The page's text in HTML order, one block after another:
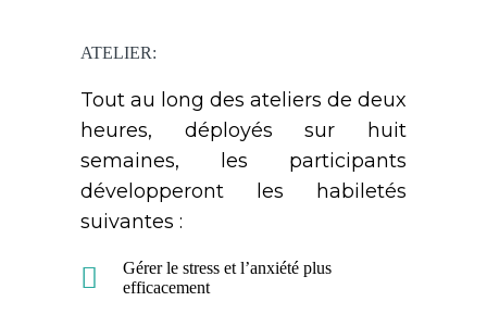
ATELIER:
Tout au long des ateliers de deux
heures, déployés sur huit
semaines, les participants
développeront les habiletés
suivantes :
Gérer le stress et l’anxiété plus
efficacement